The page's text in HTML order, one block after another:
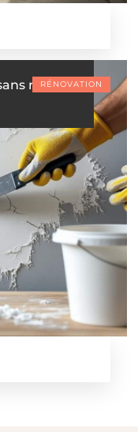
RÉNOVATION
refaire